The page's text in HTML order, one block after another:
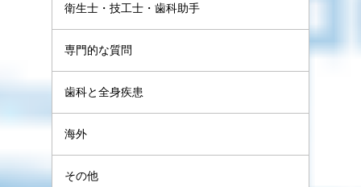
衛生士・技工士・歯科助手
専門的な質問
歯科と全身疾患
海外
その他